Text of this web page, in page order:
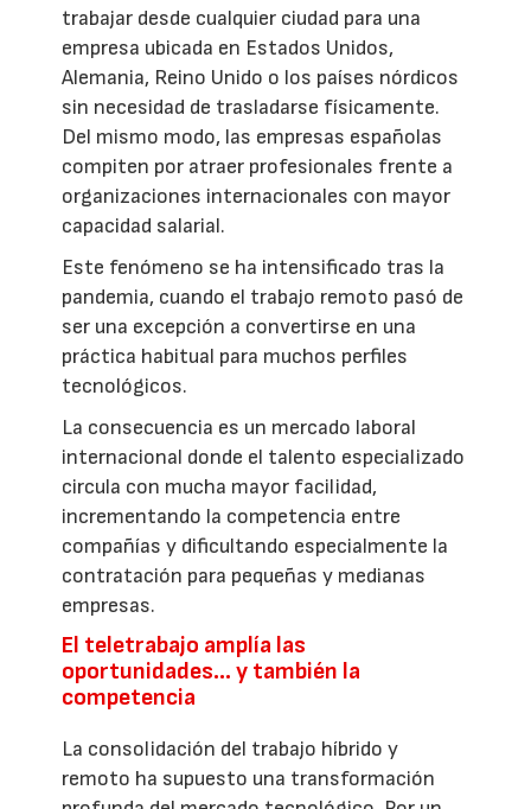
trabajar desde cualquier ciudad para una
empresa ubicada en Estados Unidos,
Alemania, Reino Unido o los países nórdicos
sin necesidad de trasladarse físicamente.
Del mismo modo, las empresas españolas
compiten por atraer profesionales frente a
organizaciones internacionales con mayor
capacidad salarial.
Este fenómeno se ha intensificado tras la
pandemia, cuando el trabajo remoto pasó de
ser una excepción a convertirse en una
práctica habitual para muchos perfiles
tecnológicos.
La consecuencia es un mercado laboral
internacional donde el talento especializado
circula con mucha mayor facilidad,
incrementando la competencia entre
compañías y dificultando especialmente la
contratación para pequeñas y medianas
empresas.
El teletrabajo amplía las
oportunidades… y también la
competencia
La consolidación del trabajo híbrido y
remoto ha supuesto una transformación